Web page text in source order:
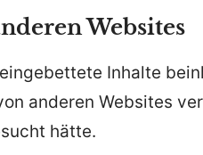
Websites
Inhalte
anderen Websites
hätte.